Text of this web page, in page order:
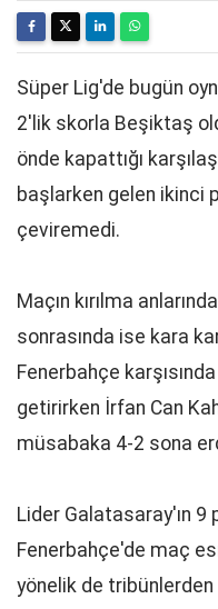
Süper Lig'de bugün
2'lik skorla Beşiktaş
önde kapattığı
başlarken gelen ikinci
çeviremedi.
Maçın kırılma
sonrasında ise kara
Fenerbahçe
getirirken İrfan Can
müsabaka 4-2 sona
Lider Galatasaray'ın 9
Fenerbahçe'de maç
yönelik de